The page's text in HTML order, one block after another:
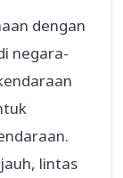
dengan
negara-
lintas